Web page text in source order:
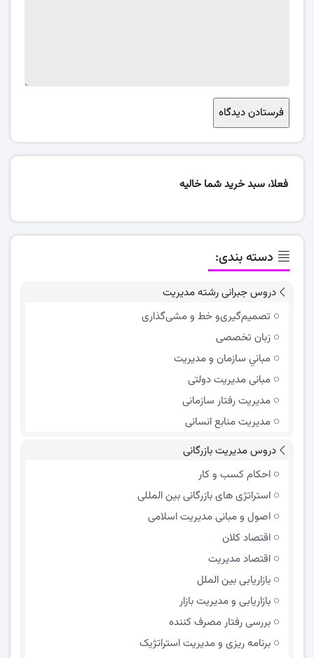
فعلا، سبد خرید شما خالیه
دسته بندی:
دروس جبرانی رشته مدیریت
تصمیم‌گیری‌و خط و مشی‌گذاری
زبان تخصصی
مباني سازمان و مديريت
مبانی مدیریت دولتی
مدیریت رفتار سازمانی
مدیریت منابع انسانی
دروس مدیریت بازرگانی
احکام کسب و کار
استراتژی های بازرگانی بین المللی
اصول و مبانی مدیریت اسلامی
اقتصاد کلان
اقتصاد مدیریت
بازاریابی بین الملل
بازاریابی و مدیریت بازار
بررسی رفتار مصرف کننده
برنامه ریزی و مدیریت استراتژیک